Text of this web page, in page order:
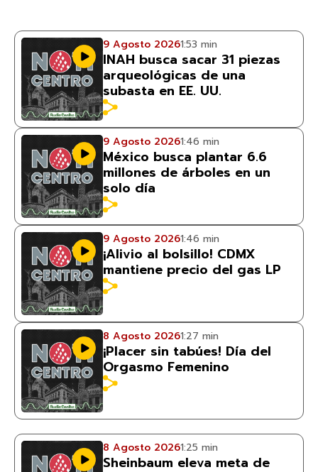
9 Agosto 20261:53 min
INAH busca sacar 31 piezas
arqueológicas de una
subasta en EE. UU.
9 Agosto 20261:46 min
México busca plantar 6.6
millones de árboles en un
solo día
9 Agosto 20261:46 min
¡Alivio al bolsillo! CDMX
mantiene precio del gas LP
8 Agosto 20261:27 min
¡Placer sin tabúes! Día del
Orgasmo Femenino
8 Agosto 20261:25 min
Sheinbaum eleva meta de